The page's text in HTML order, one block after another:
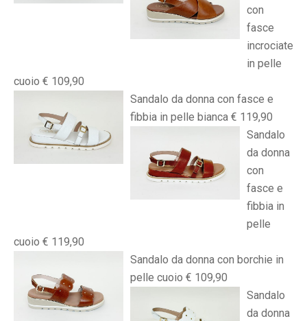
con
fasce
incrociate
in pelle
cuoio € 109,90
Sandalo da donna con fasce e
fibbia in pelle bianca € 119,90
Sandalo
da donna
con
fasce e
fibbia in
pelle
cuoio € 119,90
Sandalo da donna con borchie in
pelle cuoio € 109,90
Sandalo
da donna